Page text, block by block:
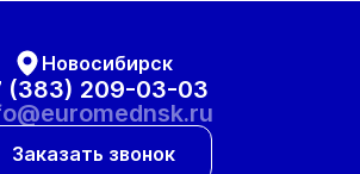
Новосибирск
(383) 209-03-03
Заказать звонок